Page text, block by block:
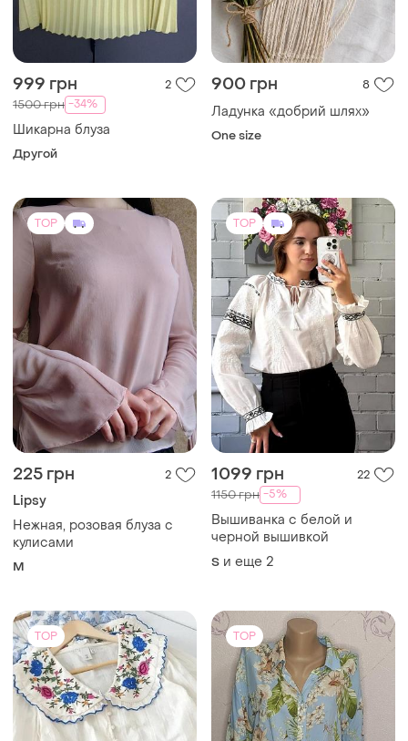
999 грн 2
1500 грн -34%
Шикарна блуза
Другой
900 грн 8
Ладунка «добрий шлях»
One size
TOP
225 грн 2
Lipsy
Нежная, розовая блуза с
кулисами
M
TOP
1099 грн 22
1150 грн -5%
Вышиванка с белой и
черной вышивкой
S и еще 2
TOP TOP